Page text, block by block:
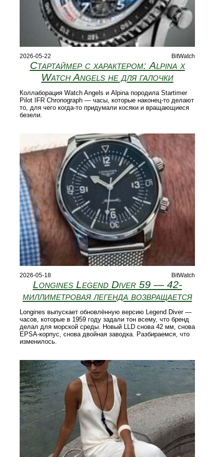
2026-05-22 BitWatch
Стартаймер с характером: Alpina x
Watch Angels не для галочки
Коллаборация Watch Angels и Alpina породила Startimer
Pilot IFR Chronograph — часы, которые наконец-то делают
то, для чего когда-то придумали косяки и вращающиеся
безели.
2026-05-18 BitWatch
Longines Legend Diver 59 — 42-
миллиметровая легенда возвращается
Longines выпускает обновлённую версию Legend Diver —
часов, которые в 1959 году задали тон всему, что бренд
делал для морской среды. Новый LLD снова 42 мм, снова
EPSA-корпус, снова двойная заводка. Разбираемся, что
изменилось.